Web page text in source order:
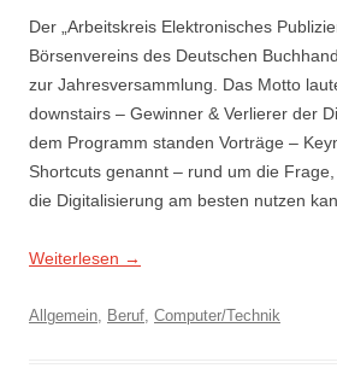
Der „Arbeitskreis Elektronisches
Börsenvereins des Deutschen
zur Jahresversammlung. Das Motto
downstairs – Gewinner & Verlierer der
dem Programm standen Vorträge –
Shortcuts genannt – rund um die
die Digitalisierung am besten nutzen
Weiterlesen →
Allgemein, Beruf, Computer/Technik